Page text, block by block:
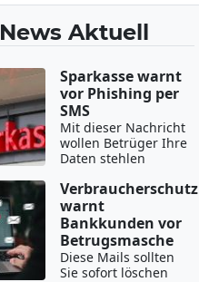
News Aktuell
Sparkasse warnt
vor Phishing per
SMS
Mit dieser Nachricht
wollen Betrüger Ihre
Daten stehlen
Verbraucherschutz
warnt
Bankkunden vor
Betrugsmasche
Diese Mails sollten
Sie sofort löschen